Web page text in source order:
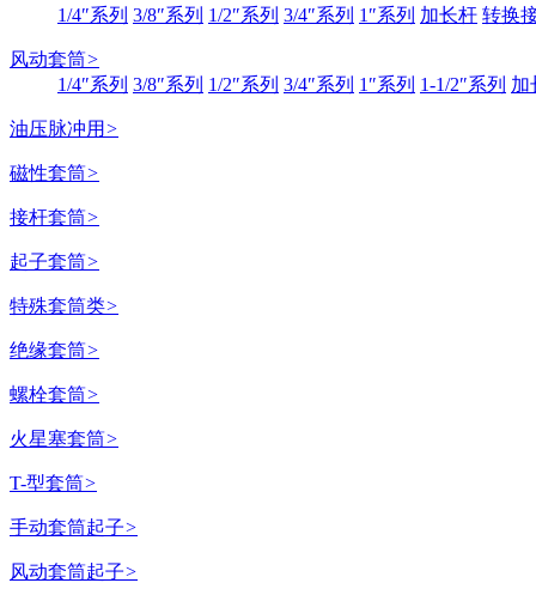
1/4″系列 3/8″系列 1/2″系列 3/4″系列 1″系列 加长杆 转换
风动套筒>
1/4″系列 3/8″系列 1/2″系列 3/4″系列 1″系列 1-1/2″系列 加
油压脉冲用 >
磁性套筒>
接杆套筒>
起子套筒>
特殊套筒类>
绝缘套筒>
螺栓套筒>
火星塞套筒>
T-型套筒>
手动套筒起子>
风动套筒起子>